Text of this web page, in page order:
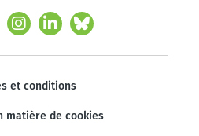
et conditions
matière de cookies